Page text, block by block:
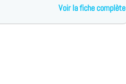
Voir la fiche complète